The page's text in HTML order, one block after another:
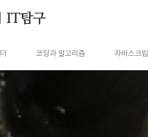
IT탐구
코딩과 알고리즘 자바스크